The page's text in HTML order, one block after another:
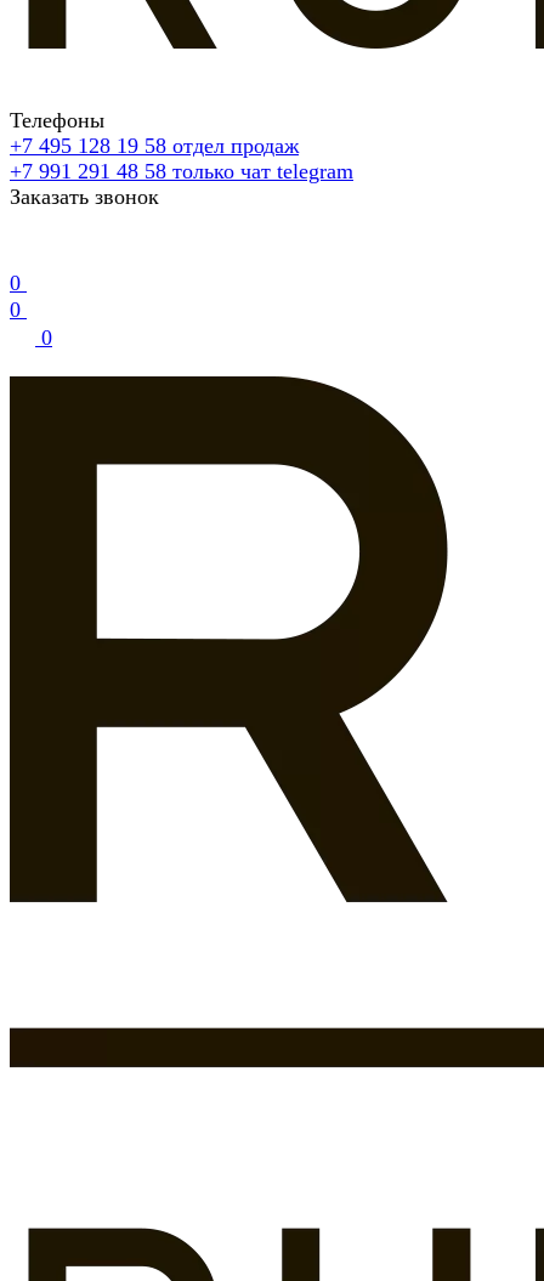
Телефоны
+7 495 128 19 58 отдел продаж
+7 991 291 48 58 только чат telegram
Заказать звонок
0
0
0